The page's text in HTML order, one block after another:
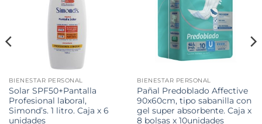
BIENESTAR PERSONAL
Solar SPF50+Pantalla
Profesional laboral,
Simond’s. 1 litro. Caja x 6
unidades
BIENESTAR PERSONAL
Pañal Predoblado Affective
90x60cm, tipo sabanilla con
gel super absorbente. Caja x
8 bolsas x 10unidades